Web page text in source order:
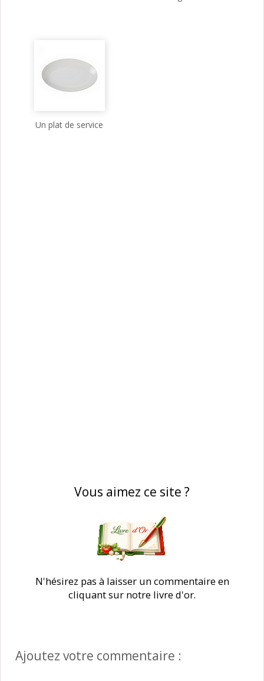
Un plat de service
Vous aimez ce site ?
N'hésirez pas à laisser un commentaire en
cliquant sur notre livre d'or.
Ajoutez votre commentaire :